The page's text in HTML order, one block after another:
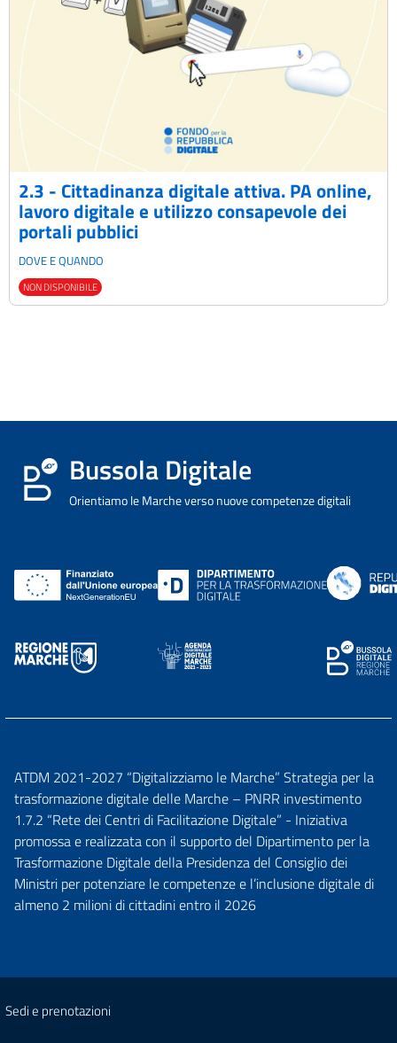
2.3 - Cittadinanza digitale attiva. PA online,
lavoro digitale e utilizzo consapevole dei
portali pubblici
DOVE E QUANDO
NON DISPONIBILE
Bussola Digitale
Orientiamo le Marche verso nuove competenze digitali
ATDM 2021-2027 “Digitalizziamo le Marche” Strategia per la
trasformazione digitale delle Marche – PNRR investimento
1.7.2 “Rete dei Centri di Facilitazione Digitale” - Iniziativa
promossa e realizzata con il supporto del Dipartimento per la
Trasformazione Digitale della Presidenza del Consiglio dei
Ministri per potenziare le competenze e l’inclusione digitale di
almeno 2 milioni di cittadini entro il 2026
Sedi e prenotazioni